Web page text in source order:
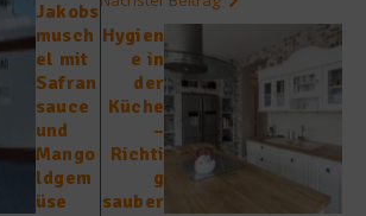
Jakobs
musch
el mit
Safran
sauce
und
Mango
ldgem
üse
Hygien
e in
der
Küche
–
Richti
g
sauber